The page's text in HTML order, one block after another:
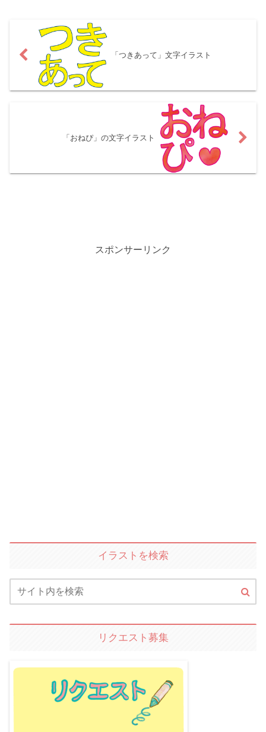
「つきあって」文字イラスト
「おねぴ」の文字イラスト
スポンサーリンク
イラストを検索
リクエスト募集